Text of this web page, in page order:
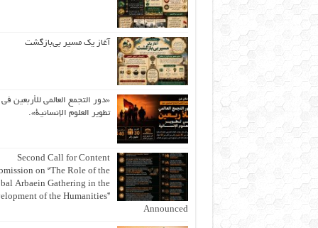
آغاز یک مسیر بی‌بازگشت
«دور التجمع العالمي للأربعين في
تطوير العلوم الإنسانية».
Second Call for Content
on “The Role of the
Arbaein Gathering in the
of the Humanities”
Announced